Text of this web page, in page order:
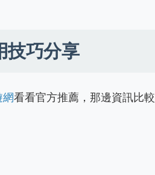
技巧分享
網看看官方推薦，那邊資訊比較